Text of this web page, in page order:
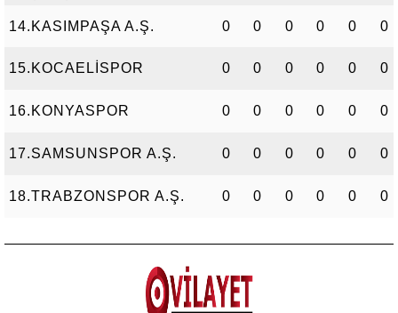
14.KASIMPAŞA A.Ş. 0 0 0 0 0 0
15.KOCAELİSPOR 0 0 0 0 0 0
16.KONYASPOR 0 0 0 0 0 0
17.SAMSUNSPOR A.Ş. 0 0 0 0 0 0
18.TRABZONSPOR A.Ş. 0 0 0 0 0 0